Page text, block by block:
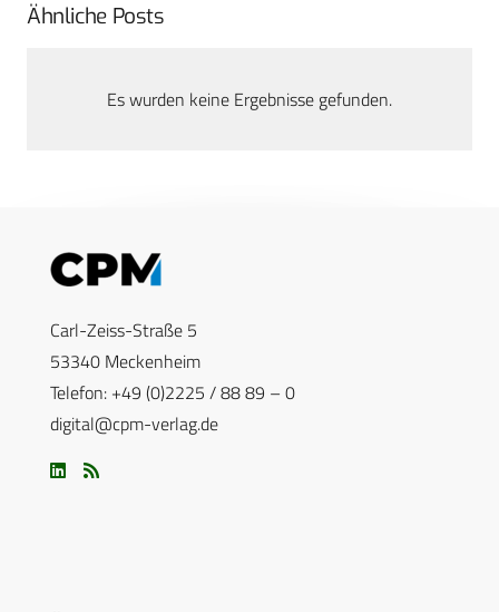
Ähnliche Posts
Es wurden keine Ergebnisse gefunden.
Carl-Zeiss-Straße 5
53340 Meckenheim
Telefon: +49 (0)2225 / 88 89 – 0
digital@cpm-verlag.de